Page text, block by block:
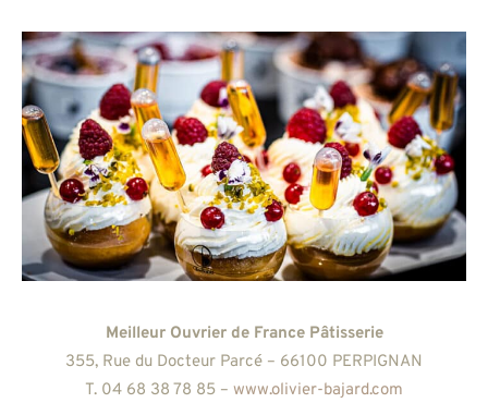
Meilleur Ouvrier de France Pâtisserie
355, Rue du Docteur Parcé – 66100 PERPIGNAN
T. 04 68 38 78 85 – www.olivier-bajard.com